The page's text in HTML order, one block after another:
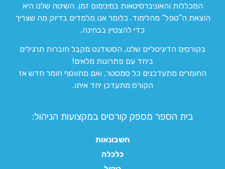
המכללות והאוניברסיטאות במינימום זמן. השיטה שלנו היא
הוצאת ה”טפל” מהלימוד. כלומר אנו מלמדים בדיוק מה שצריך
כדי להצטיין בבחינה.
בקורסים הדיגיטליים שלנו, הסטודנט מקבל חוברות תרגילים
ביחד עם פתרונות מלאים!
החומרים מתעדכנים כל סמסטר, ואם מתווסף חומר חדש אז
הקורס מתעדכן יחד איתו.
בית הספר מספק קורסים במקצועות הניהול:
חשבונאות
כלכלה